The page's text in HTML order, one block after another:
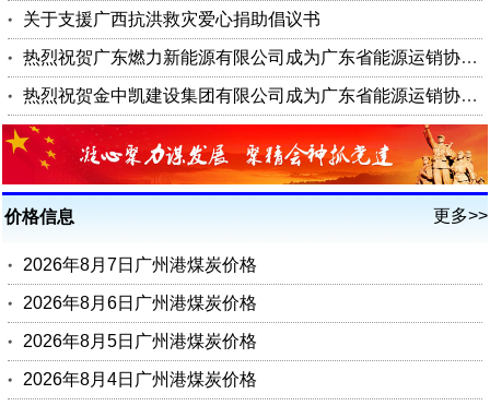
关于支援广西抗洪救灾爱心捐助倡议书
热烈祝贺广东燃力新能源有限公司成为广东省能源运销协会理事单位
热烈祝贺金中凯建设集团有限公司成为广东省能源运销协会会员单位
更多>>
价格信息
2026年8月7日广州港煤炭价格
2026年8月6日广州港煤炭价格
2026年8月5日广州港煤炭价格
2026年8月4日广州港煤炭价格